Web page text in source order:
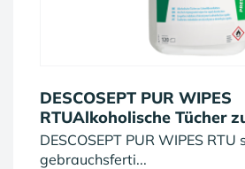
DESCOSEPT PUR WIPES
RTUAlkoholische Tücher
Schnelldesinfektion
DESCOSEPT PUR WIPES
gebrauchsferti...